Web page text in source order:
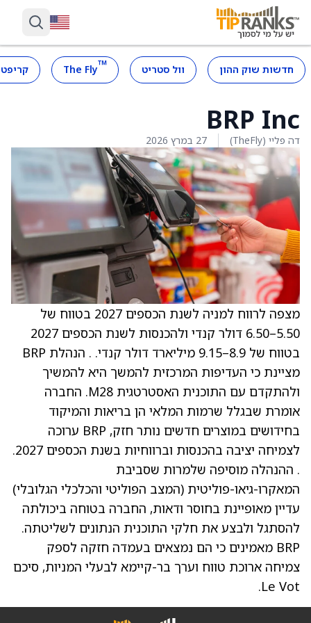
חדשות שוק ההון וול סטריט ™
The Fly
BRP Inc
דה פליי (TheFly) 27 במרץ 2026
מצפה לרווח למניה לשנת הכספים 2027 בטווח של
5.50–6.50 דולר קנדי ולהכנסות לשנת הכספים 2027
בטווח של 8.9–9.15 מיליארד דולר קנדי. . הנהלת BRP
מציינת כי העדיפות המרכזית להמשך היא להמשיך
ולהתקדם עם התוכנית האסטרטגית M28. החברה
אומרת שבגלל שרמות המלאי הן בריאות והמיקוד
בחידושים במוצרים חדשים נותר חזק, BRP ערוכה
לצמיחה יציבה בהכנסות וברווחיות בשנת הכספים 2027.
. ההנהלה מוסיפה שלמרות שסביבת
המאקרו-גיאו-פוליטית (המצב הפוליטי והכלכלי הגלובלי)
עדיין מאופיינת בחוסר ודאות, החברה בטוחה ביכולתה
להסתגל ולבצע את חלקי התוכנית הנתונים לשליטתה.
BRP מאמינים כי הם נמצאים בעמדה חזקה לספק
צמיחה ארוכת טווח וערך בר-קיימא לבעלי המניות, סיכם
Le Vot.